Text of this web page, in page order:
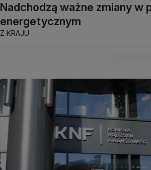
Nadchodzą ważne zmiany w
energetycznym
Z KRAJU